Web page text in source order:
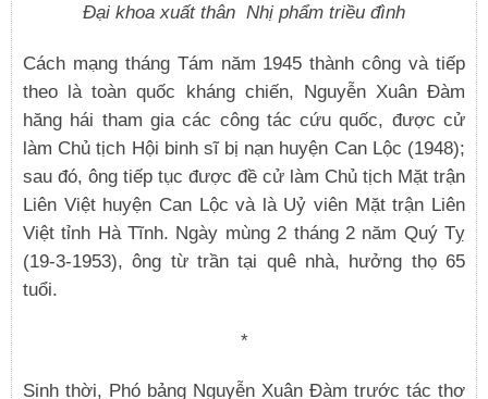
Đại khoa xuất thân Nhị phẩm triều đình
Cách mạng tháng Tám năm 1945 thành công và tiếp
theo là toàn quốc kháng chiến, Nguyễn Xuân Đàm
hăng hái tham gia các công tác cứu quốc, được cử
làm Chủ tịch Hội binh sĩ bị nạn huyện Can Lộc (1948);
sau đó, ông tiếp tục được đề cử làm Chủ tịch Mặt trận
Liên Việt huyện Can Lộc và là Uỷ viên Mặt trận Liên
Việt tỉnh Hà Tĩnh. Ngày mùng 2 tháng 2 năm Quý Tỵ
(19-3-1953), ông từ trần tại quê nhà, hưởng thọ 65
tuổi.
*
Sinh thời, Phó bảng Nguyễn Xuân Đàm trước tác thơ